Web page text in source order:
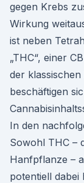
gegen Krebs
Wirkung
ist neben
„THC“, einer
der
beschäftigen
In den
Sowohl THC –
Hanfpflanze –
potentiell